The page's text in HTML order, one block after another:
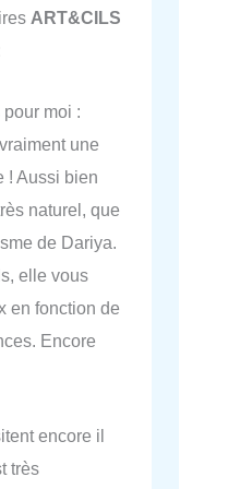
ART&CILS
moi :
une
! Aussi bien
naturel, que
de Dariya.
elle vous
en fonction de
Encore
encore il
très